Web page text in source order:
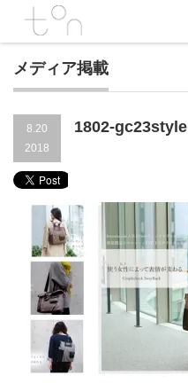
メディア掲載
8.20
2018
1802-gc23style